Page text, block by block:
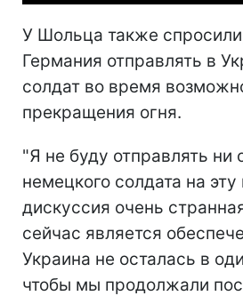
У Шольца также
Германия отправлять в
солдат во время
прекращения огня.
"Я не буду отправлять ни
немецкого солдата на эту
дискуссия очень
сейчас является
Украина не осталась в
чтобы мы продолжали